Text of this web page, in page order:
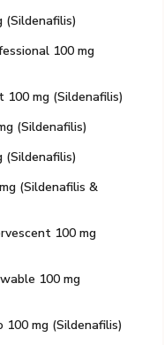
(Sildenafilis)
100 mg
100 mg (Sildenafilis)
(Sildenafilis)
(Sildenafilis)
(Sildenafilis &
100 mg
100 mg
100 mg (Sildenafilis)